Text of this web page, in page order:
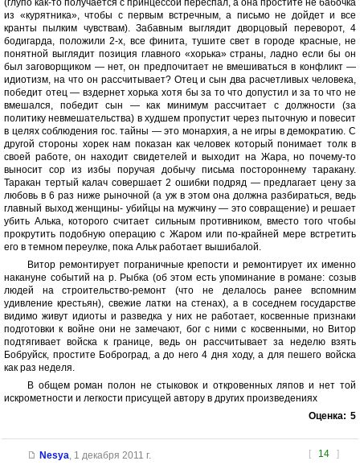
из «курятника», чтобы с первым встречным, а письмо не дойдет и все
кранты пылким чувствам). Забавным выглядит дворцовый переворот, 4
бодигарда, положили 2-х, все финита, тушите свет в городе красные, не
понятной выглядит позиция главного «хорька» страны, ладно если бы он
был заговорщиком — нет, он предпочитает не вмешиваться в конфликт —
идиотизм, на что он рассчитывает? Отец и сын два расчетливых человека,
победит отец — вздернет хорька хотя бы за то что допустил и за то что не
вмешался, победит сын — как минимум рассчитает с должности (за
политику невмешательства) в худшем пропустит через пыточную и повесит
в целях соблюдения гос. тайны — это монархия, а не игры в демократию. С
другой стороны хорек нам показан как человек который понимает толк в
своей работе, он находит свидетелей и выходит на Жара, но почему-то
выносит сор из избы поручая добычу письма постороннему таракану.
Таракан тертый калач совершает 2 ошибки подряд — предлагает цену за
любовь в 6 раз ниже рыночной (а уж в этом она должна разбираться, ведь
главный выход женщины- убийцы на мужчину — это совращение) и решает
убить Алька, которого считает сильным противником, вместо того чтобы
прокрутить подобную операцию с Жаром или по-крайней мере встретить
его в темном переулке, пока Альк работает вышибалой.
Витор ремонтирует пограничные крепости и ремонтирует их именно
накануне событий на р. Рыбка (об этом есть упоминание в романе: созыв
людей на строительство-ремонт (что не делалось ранее вспомним
удивление крестьян), свежие латки на стенах), а в соседнем государстве
видимо живут идиоты и разведка у них не работает, косвенные признаки
подготовки к войне они не замечают, бог с ними с косвенными, но Витор
подтягивает войска к границе, ведь он рассчитывает за неделю взять
Бобруйск, простите Боброград, а до него 4 дня ходу, а для пешего войска
как раз неделя.
В общем роман полон не стыковок и откровенных ляпов и нет той
искрометности и легкости присущей автору в других произведениях
Оценка: 5
[ 14 ]
Nesya 1 декабря 2011 г.